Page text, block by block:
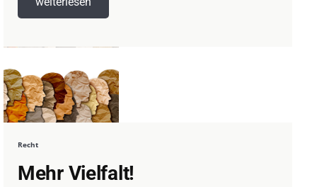
Recht
Mehr Vielfalt!